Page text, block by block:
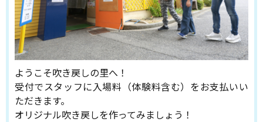
ようこそ吹き戻しの里へ！
受付でスタッフに入場料（体験料含む）をお支払いい
ただきます。
オリジナル吹き戻しを作ってみましょう！